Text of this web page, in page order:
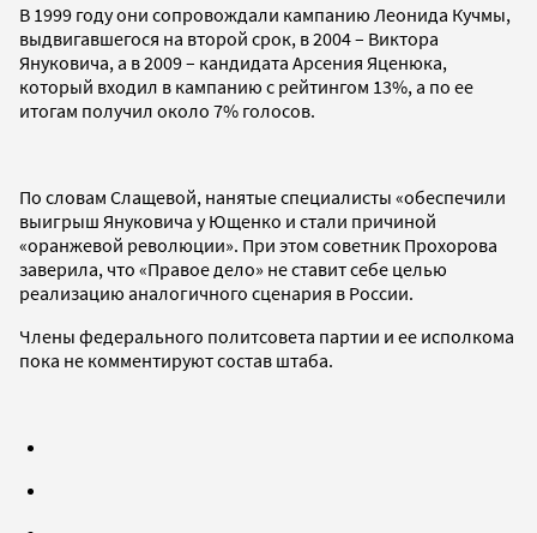
В 1999 году они сопровождали кампанию Леонида Кучмы,
выдвигавшегося на второй срок, в 2004 – Виктора
Януковича, а в 2009 – кандидата Арсения Яценюка,
который входил в кампанию с рейтингом 13%, а по ее
итогам получил около 7% голосов.
По словам Слащевой, нанятые специалисты «обеспечили
выигрыш Януковича у Ющенко и стали причиной
«оранжевой революции». При этом советник Прохорова
заверила, что «Правое дело» не ставит себе целью
реализацию аналогичного сценария в России.
Члены федерального политсовета партии и ее исполкома
пока не комментируют состав штаба.